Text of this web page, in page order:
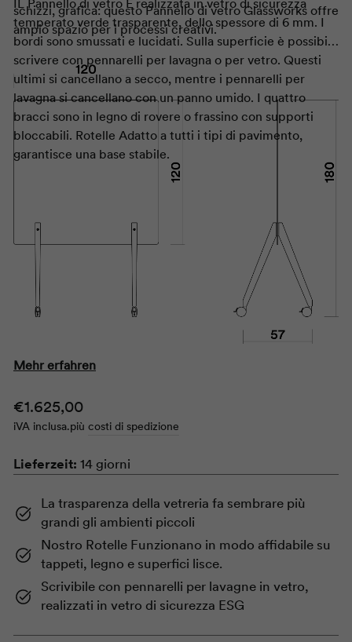
schizzi, grafica: questoPannello di vetro Glassworks offre
ampio spazio per i processi creativi.
temperato verde trasparente, dello spessore di 6 mm. I
bordi sono smussati e lucidati. Sulla superficie è possibile
scrivere con pennarelli per lavagna o per vetro. Questi
ultimi si cancellano a secco, mentre i pennarelli per
lavagna si cancellano con un panno umido. I quattro
bracci sono in legno di rovere o frassino con supporti
bloccabili. Rotelle Adatto a tutti i tipi di pavimento,
garantisce una base stabile.
Mehr erfahren
Prezzo
normale
€1.625,00
iVA inclusa.più costi di spedizione
Lieferzeit: 14 giorni
La trasparenza della vetreria fa sembrare più
grandi gli ambienti piccoli
Nostro Rotelle Funzionano in modo affidabile su
tappeti, legno e superfici lisce.
Scrivibile con pennarelli per lavagne in vetro,
realizzati in vetro di sicurezza ESG